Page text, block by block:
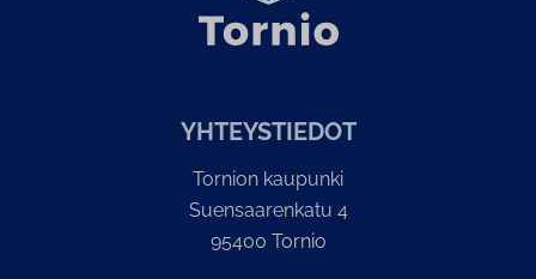
YH­TEYS­TIE­DOT
Tornion kaupunki
Suensaarenkatu 4
95400 Tornio